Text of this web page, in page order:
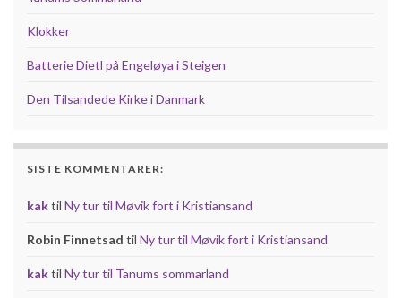
Klokker
Batterie Dietl på Engeløya i Steigen
Den Tilsandede Kirke i Danmark
SISTE KOMMENTARER:
kaktil Ny tur til Møvik fort i Kristiansand
Robin Finnetsad til Ny tur til Møvik fort i Kristiansand
kaktil Ny tur til Tanums sommarland